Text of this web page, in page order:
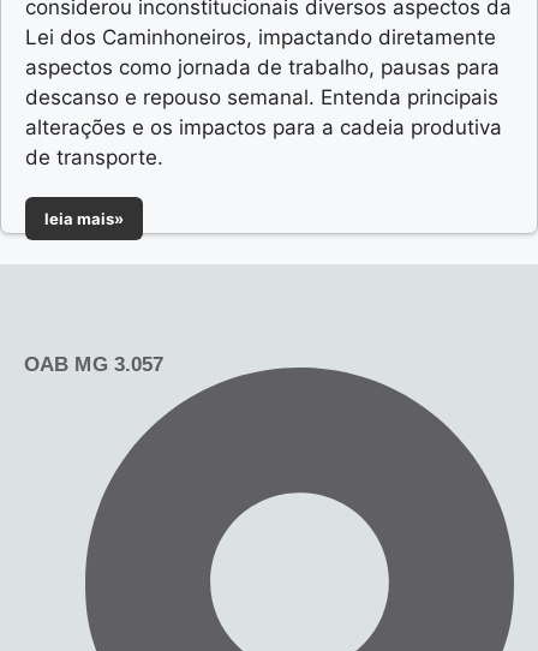
considerou inconstitucionais diversos aspectos da
Lei dos Caminhoneiros, impactando diretamente
aspectos como jornada de trabalho, pausas para
descanso e repouso semanal. Entenda principais
alterações e os impactos para a cadeia produtiva
de transporte.
leia mais»
OAB MG 3.057